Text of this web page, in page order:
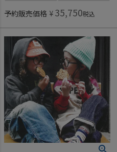
予約販売価格 ¥ 35,750税込